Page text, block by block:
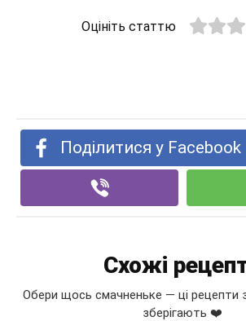
Оцініть статтю
Поділитися у Facebook
Схожі
Обери щось смачненьке — ці рецепти
зберігають ❤️